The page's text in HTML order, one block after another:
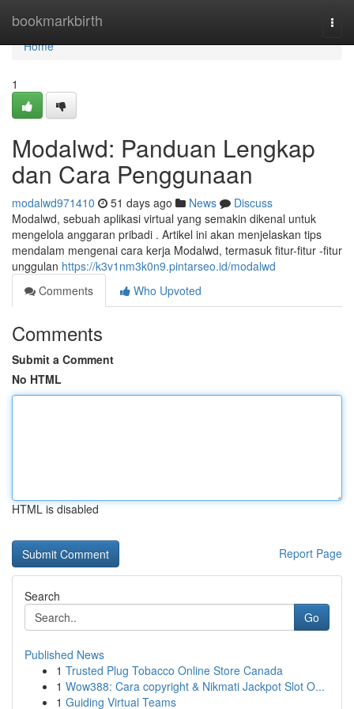
bookmarkbirth
Home
Home
1
Modalwd: Panduan Lengkap
dan Cara Penggunaan
modalwd971410 51 days ago News
Discuss
Modalwd, sebuah aplikasi virtual yang semakin dikenal untuk
mengelola anggaran pribadi . Artikel ini akan menjelaskan tips
mendalam mengenai cara kerja Modalwd, termasuk fitur-fitur -fitur
unggulan https://k3v1nm3k0n9.pintarseo.id/modalwd
Comments
Who Upvoted
Comments
Submit a Comment
No HTML
HTML is disabled
Report Page
Search
Go
Published News
1 Trusted Plug Tobacco Online Store Canada
1 Wow388: Cara copyright & Nikmati Jackpot Slot O...
1 Guiding Virtual Teams